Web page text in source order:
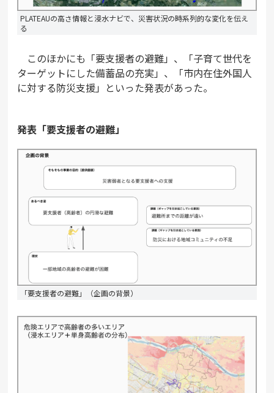
PLATEAUの高さ情報と浸水ナビで、災害状況の時系列的な変化を伝え
る
このほかにも「要支援者の避難」、「子育て世代を
ターゲットにした備蓄品の充実」、「市内在住外国人
に対する防災支援」といった発表があった。
発表「要支援者の避難」
「要支援者の避難」（企画の背景）